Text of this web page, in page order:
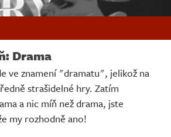
Drama
ve znamení "dramatu", jelikož na
strašidelné hry. Zatím
a nic míň než drama, jste
my rozhodně ano!